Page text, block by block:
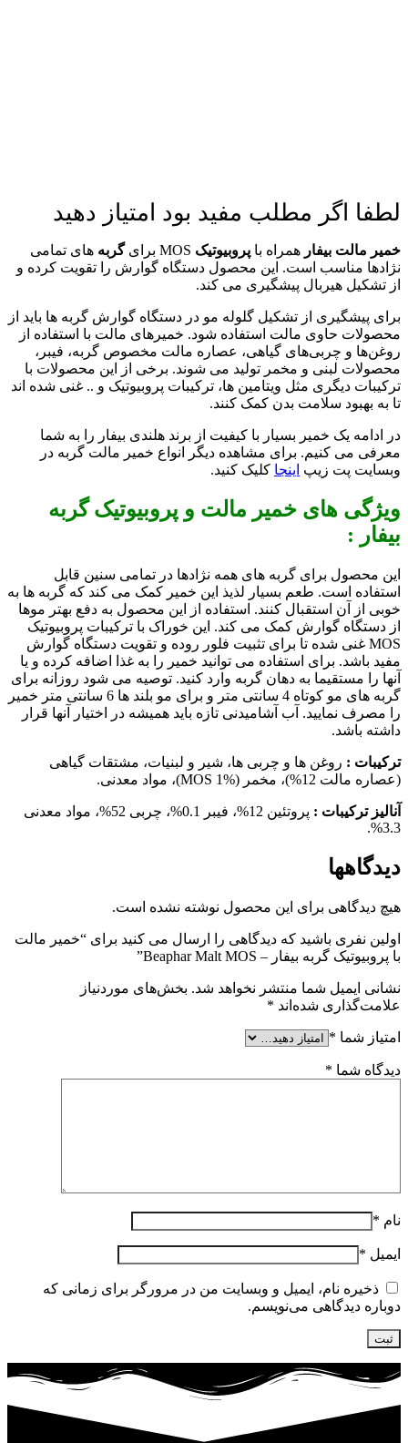
لطفا اگر مطلب مفید بود امتیاز دهید
خمیر مالت بیفار همراه با پروبیوتیک گربه های تمامی
نژادها مناسب است. این محصول دستگاه گوارش را تقویت کرده و
از تشکیل هیربال پیشگیری می کند.
برای پیشگیری از تشکیل گلوله مو در دستگاه گوارش گربه ها باید از
محصولات حاوی مالت استفاده شود. خمیرهای مالت با استفاده از
روغن‌ها و چربی‌های گیاهی، عصاره مالت مخصوص گربه، فیبر،
محصولات لبنی و مخمر تولید می شوند. برخی از این محصولات با
ترکیبات دیگری مثل ویتامین ها، ترکیبات پروبیوتیک و .. غنی شده اند
تا به بهبود سلامت بدن کمک کنند.
در ادامه یک خمیر بسیار با کیفیت از برند هلندی بیفار را به شما
معرفی می کنیم. برای مشاهده دیگر انواع خمیر مالت گربه در
وبسایت پت زیپ اینجا کلیک کنید.
ویژگی های خمیر مالت و پروبیوتیک گربه
بیفار :
این محصول برای گربه های همه نژادها در تمامی سنین قابل
استفاده است. طعم بسیار لذیذ این خمیر کمک می کند که گربه ها به
خوبی از آن استقبال کنند. استفاده از این محصول به دفع بهتر موها
از دستگاه گوارش کمک می کند. این خوراک با ترکیبات پروبیوتیک
MOS غنی شده تا برای تثبیت فلور روده و تقویت دستگاه گوارش
مفید باشد. برای استفاده می توانید خمیر را به غذا اضافه کرده و یا
آنها را مستقیما به دهان گربه وارد کنید. توصیه می شود روزانه برای
گربه های مو کوتاه 4 سانتی متر و برای مو بلند ها 6 سانتی متر خمیر
را مصرف نمایید. آب آشامیدنی تازه باید همیشه در اختیار آنها قرار
داشته باشد.
ترکیبات : روغن ها و چربی ها، شیر و لبنیات، مشتقات گیاهی
(عصاره مالت 12%)، مخمر (MOS 1%)، مواد معدنی.
آنالیز ترکیبات :
پروتئین 12%، فیبر 0.1%، چربی 52%، مواد معدنی
3.3%.
دیدگاهها
هیچ دیدگاهی برای این محصول نوشته نشده است.
اولین نفری باشید که دیدگاهی را ارسال می کنید برای “خمیر مالت
با پروبیوتیک گربه بیفار – Beaphar Malt MOS”
نشانی ایمیل شما منتشر نخواهد شد. بخش‌های موردنیاز
علامت‌گذاری شده‌اند *
امتیاز شما *
دیدگاه شما *
نام *
ایمیل *
ذخیره نام، ایمیل و وبسایت من در مرورگر برای زمانی که
دوباره دیدگاهی می‌نویسم.